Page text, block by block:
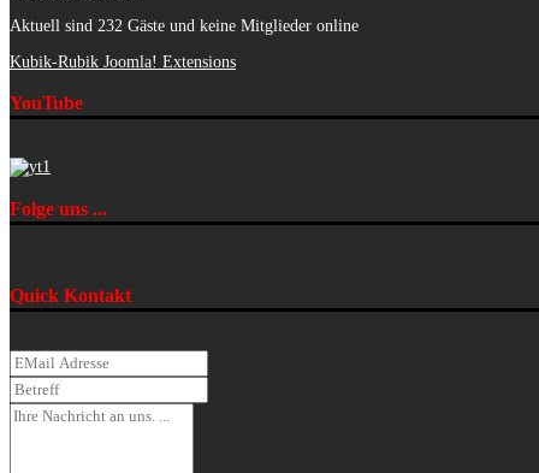
Aktuell sind 232 Gäste und keine Mitglieder online
Kubik-Rubik Joomla! Extensions
YouTube
Folge uns ...
Quick Kontakt